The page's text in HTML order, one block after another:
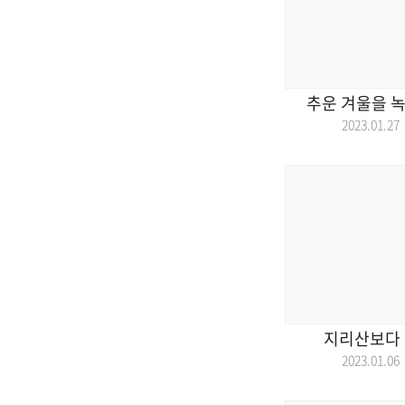
추운 겨울을
지리산보